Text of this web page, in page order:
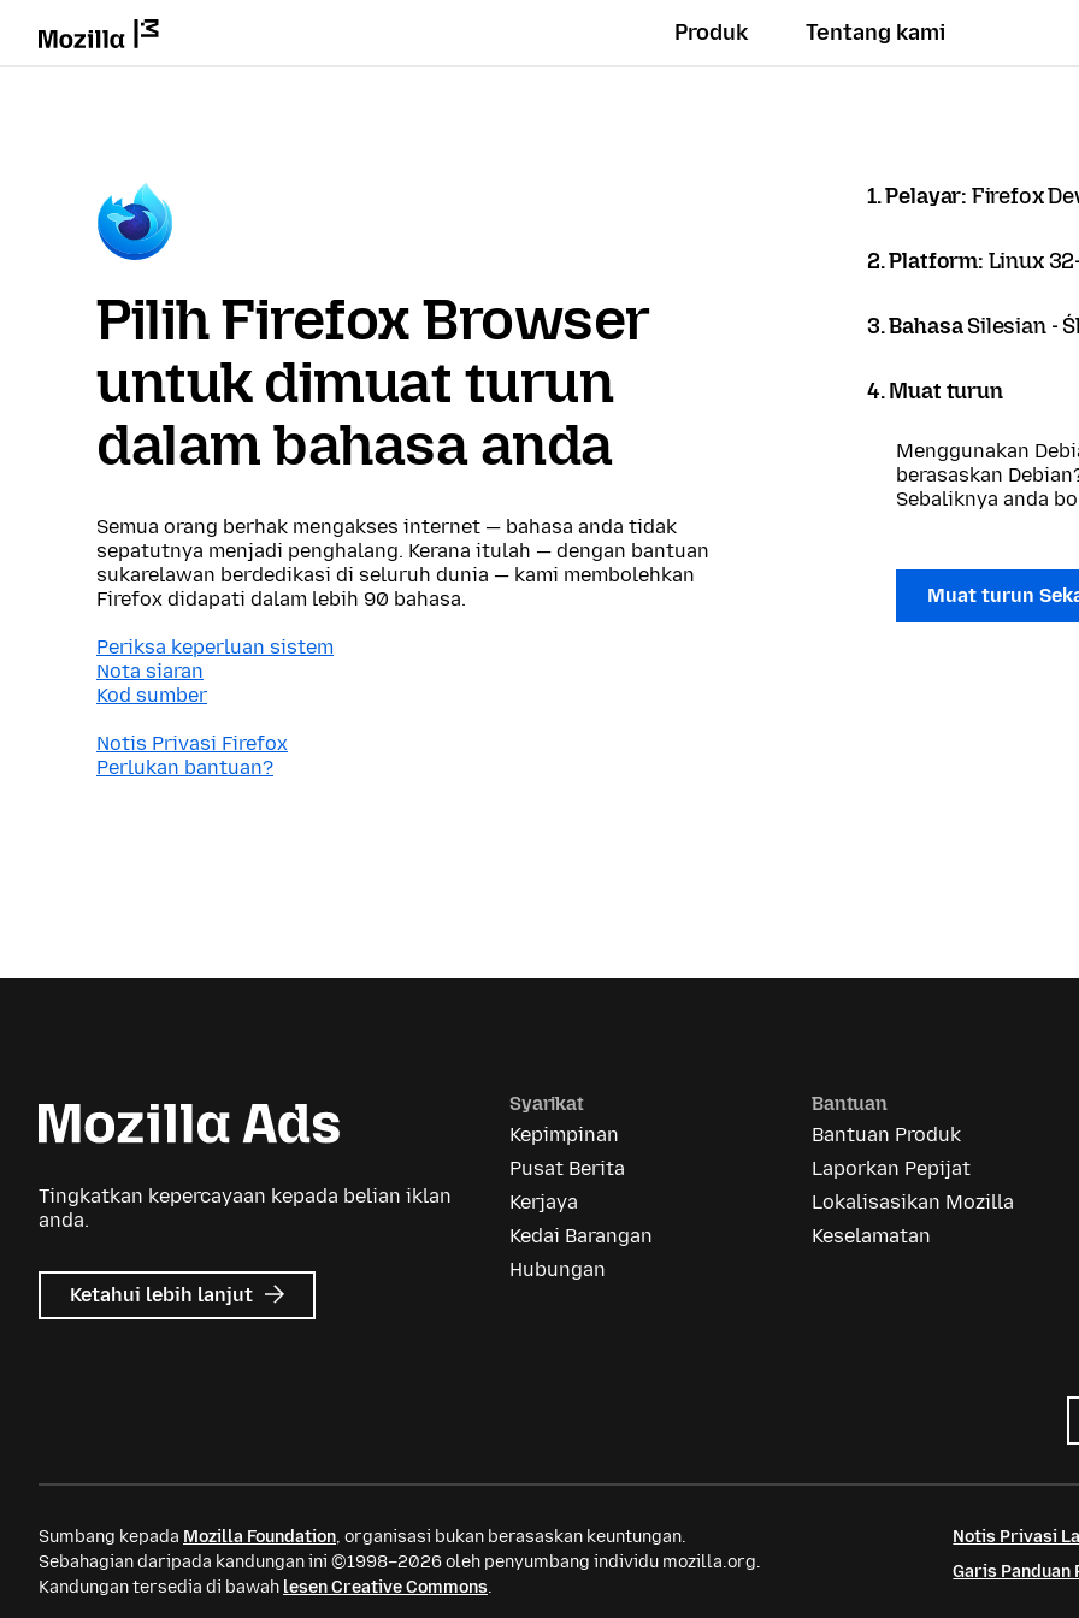
Produk Tentang kami
Pilih Firefox Browser
untuk dimuat turun
dalam bahasa anda
Semua orang berhak mengakses internet — bahasa anda tidak
sepatutnya menjadi penghalang. Kerana itulah — dengan bantuan
sukarelawan berdedikasi di seluruh dunia — kami membolehkan
Firefox didapati dalam lebih 90 bahasa.
Periksa keperluan sistem
Nota siaran
Kod sumber
Notis Privasi Firefox
Perlukan bantuan?
1. Pelayar: Firefox
2. Platform: Linux
3. BahasaSilesian -
4. Muat turun
Menggunakan
berasaskan
Sebaliknya anda
Muat turun
Tingkatkan kepercayaan kepada belian iklan
anda.
Ketahui lebih lanjut tentang
Iklan
Syarikat
Kepimpinan
Pusat Berita
Kerjaya
Kedai Barangan
Hubungan
Bantuan
Bantuan Produk
Laporkan Pepijat
Lokalisasikan Mozilla
Keselamatan
Sumbang kepada Mozilla Foundation, organisasi bukan berasaskan keuntungan.
Sebahagian daripada kandungan ini ©1998–2026 oleh penyumbang individu mozilla.org.
Kandungan tersedia di bawah lesen Creative Commons.
Notis Privasi
Garis Panduan